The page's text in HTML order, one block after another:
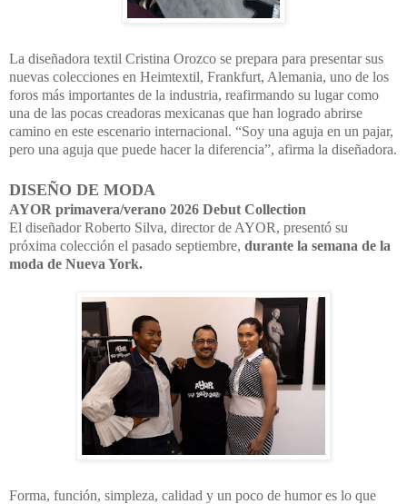
La diseñadora textil Cristina Orozco se prepara para presentar sus
nuevas colecciones en Heimtextil, Frankfurt, Alemania, uno de los
foros más importantes de la industria, reafirmando su lugar como
una de las pocas creadoras mexicanas que han logrado abrirse
camino en este escenario internacional. “Soy una aguja en un pajar,
pero una aguja que puede hacer la diferencia”, afirma la diseñadora.
DISEÑO DE MODA
AYOR primavera/verano 2026 Debut Collection
El diseñador Roberto Silva, director de AYOR, presentó su
próxima colección el pasado septiembre, durante la semana de la
moda de Nueva York.
Forma, función, simpleza, calidad y un poco de humor es lo que